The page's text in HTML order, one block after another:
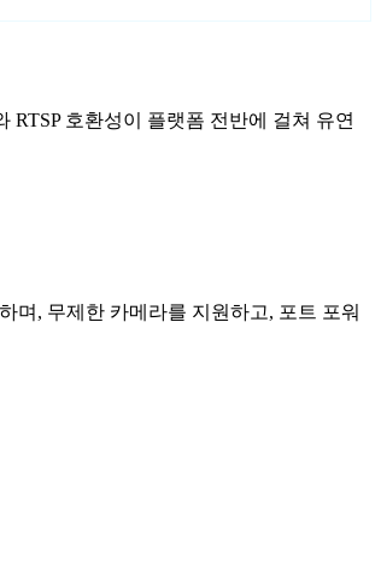
호환성이 플랫폼 전반에 걸쳐 유연
며, 무제한 카메라를 지원하고, 포트 포워